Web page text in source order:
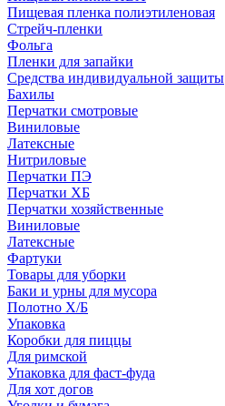
Пищевая пленка полиэтиленовая
Стрейч-пленки
Фольга
Пленки для запайки
Средства индивидуальной защиты
Бахилы
Перчатки смотровые
Виниловые
Латексные
Нитриловые
Перчатки ПЭ
Перчатки ХБ
Перчатки хозяйственные
Виниловые
Латексные
Фартуки
Товары для уборки
Баки и урны для мусора
Полотно Х/Б
Упаковка
Коробки для пиццы
Для римской
Упаковка для фаст-фуда
Для хот догов